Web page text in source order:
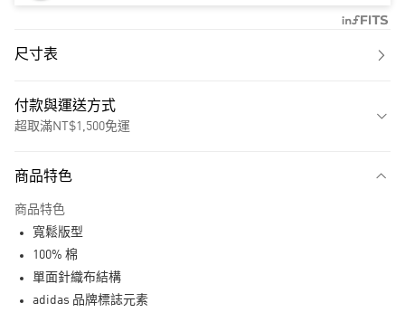
尺寸表
付款與運送方式
超取滿NT$1,500免運
LINE Pay
商品特色
商品特色
寬鬆版型
100% 棉
單面針織布結構
adidas 品牌標誌元素